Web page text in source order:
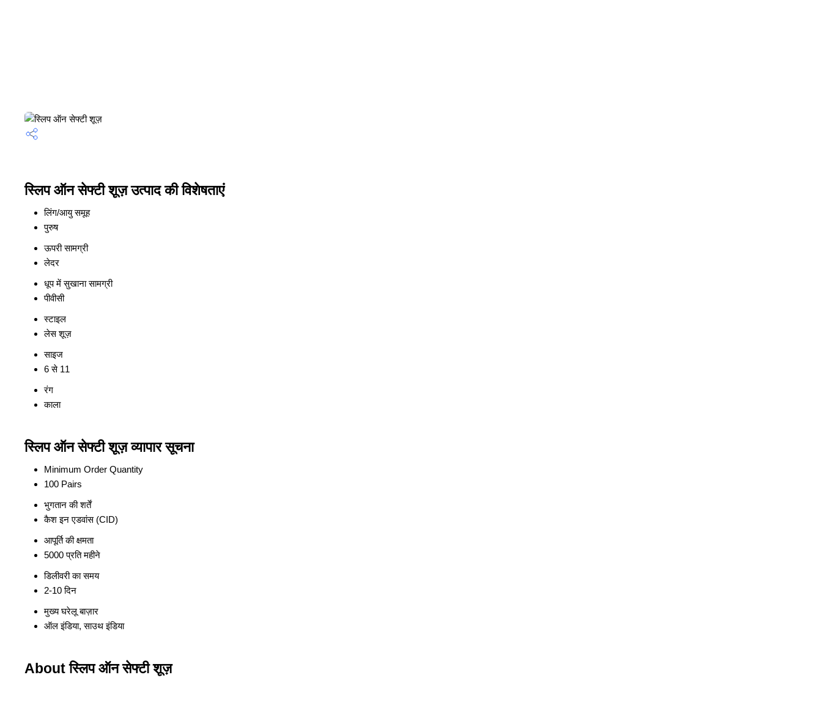
स्लिप ऑन सेफ्टी शूज़ उत्पाद की विशेषताएं
लिंग/आयु समूह
पुरुष
ऊपरी सामग्री
लेदर
धूप में सुखाना सामग्री
पीवीसी
स्टाइल
लेस शूज़
साइज
6 से 11
रंग
काला
स्लिप ऑन सेफ्टी शूज़ व्यापार सूचना
Minimum Order Quantity
100 Pairs
भुगतान की शर्तें
कैश इन एडवांस (CID)
आपूर्ति की क्षमता
5000 प्रति महीने
डिलीवरी का समय
2-10 दिन
मुख्य घरेलू बाज़ार
ऑल इंडिया, साउथ इंडिया
About स्लिप ऑन सेफ्टी शूज़